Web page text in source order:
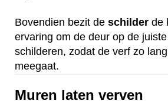
Bovendien bezit de schilder de
ervaring om de deur op de
schilderen, zodat de verf zo
meegaat.
Muren laten verven